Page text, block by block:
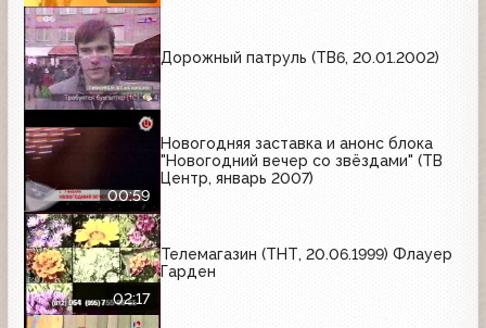
Дорожный патруль (ТВ6, 20.01.2002)
00:59
Новогодняя заставка и анонс блока
"Новогодний вечер со звёздами" (ТВ
Центр, январь 2007)
02:17
Телемагазин (ТНТ, 20.06.1999) Флауер
Гарден